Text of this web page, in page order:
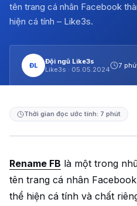
tên trang cá nhân Facebook
hiện cá tính – Like3s.
ĐL
Đội ngũ Like3s
Like3s · 05.05.2024
7
Thời gian đọc ước tính: 7 phút
Rename FB là một trong
tên trang cá nhân
thể hiện cá tính và chất